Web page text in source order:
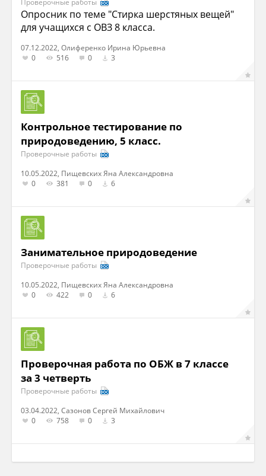
Проверочные работы
Опросник по теме "Стирка шерстяных вещей"
для учащихся с ОВЗ 8 класса.
07.12.2022, Олиференко Ирина Юрьевна
0
516 0 3
Контрольное тестирование по
природоведению, 5 класс.
Проверочные работы
10.05.2022, Пищевских Яна Александровна
0
381 0 6
Занимательное природоведение
Проверочные работы
10.05.2022, Пищевских Яна Александровна
0
422 0 6
Проверочная работа по ОБЖ в 7 классе
за 3 четверть
Проверочные работы
03.04.2022, Сазонов Сергей Михайлович
0
758 0 3